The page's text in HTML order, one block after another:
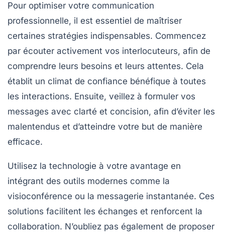
Pour optimiser votre communication
professionnelle, il est essentiel de maîtriser
certaines stratégies indispensables. Commencez
par écouter activement vos interlocuteurs, afin de
comprendre leurs besoins et leurs attentes. Cela
établit un climat de confiance bénéfique à toutes
les interactions. Ensuite, veillez à formuler vos
messages avec clarté et concision, afin d’éviter les
malentendus et d’atteindre votre but de manière
efficace.
Utilisez la technologie à votre avantage en
intégrant des outils modernes comme la
visioconférence ou la messagerie instantanée. Ces
solutions facilitent les échanges et renforcent la
collaboration. N’oubliez pas également de proposer